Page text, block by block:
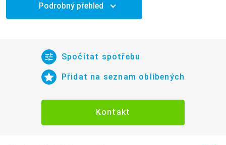
Podrobný přehled
Spočítat spotřebu
Přidat na seznam oblíbených
Kontakt